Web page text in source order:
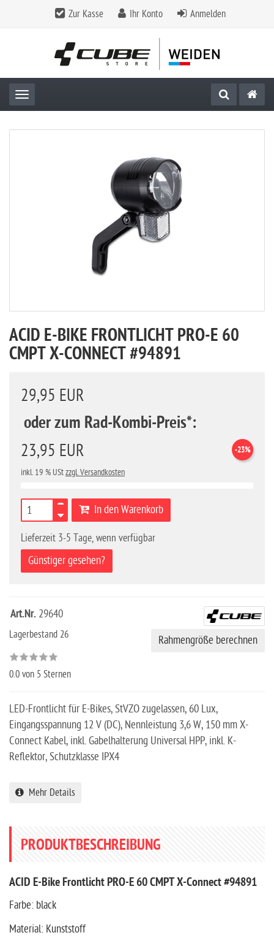
Zur Kasse Ihr Konto Anmelden
Toggle navigation
ACID E-BIKE FRONTLICHT PRO-E 60
CMPT X-CONNECT #94891
29,95 EUR
oder zum Rad-Kombi-Preis*:
23,95 EUR -23%
inkl. 19 % UStzzgl. Versandkosten
In den Warenkorb
Lieferzeit 3-5 Tage, wenn verfügbar
Günstiger gesehen?
Art.Nr. 29640
Lagerbestand 26
0.0 von 5 Sternen
Rahmengröße berechnen
LED-Frontlicht für E-Bikes, StVZO zugelassen, 60 Lux,
Eingangsspannung 12 V (DC), Nennleistung 3,6 W, 150 mm X-
Connect Kabel, inkl. Gabelhalterung Universal HPP, inkl. K-
Reflektor, Schutzklasse IPX4
Mehr Details
PRODUKTBESCHREIBUNG
ACID E-Bike Frontlicht PRO-E 60 CMPT X-Connect #94891
Farbe: black
Material: Kunststoff